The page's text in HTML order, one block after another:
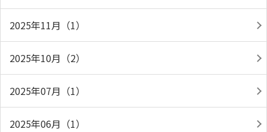
2025年11月（1）
2025年10月（2）
2025年07月（1）
2025年06月（1）